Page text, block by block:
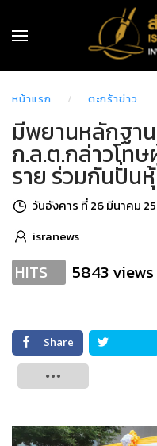
หน้าแรก ตะกร้าข่าว
มีพยานหลักฐา
ก.ล.ต.กล่าวโท
ราย ร่วมกันปั่น
วันอังคาร ที่ 26 มีนาคม
isranews
HITS 5843 views
Share